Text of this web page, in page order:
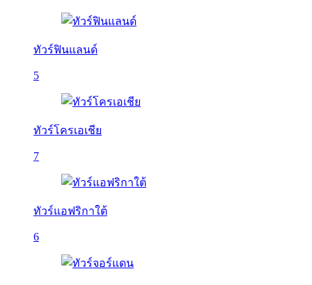
ทัวร์ฟินแลนด์
5
ทัวร์โครเอเชีย
7
ทัวร์แอฟริกาใต้
6